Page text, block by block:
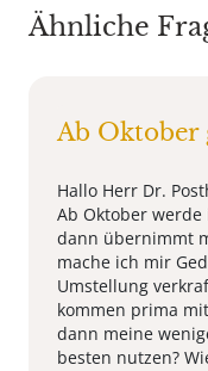
Ähnliche
Ab Oktober
Hallo Herr Dr.
Ab Oktober
dann übernimmt
mache ich mir
Umstellung
kommen prima
dann meine
besten nutzen?